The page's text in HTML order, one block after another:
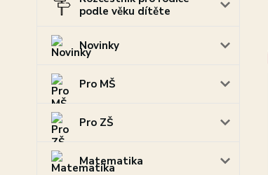
podle věku dítěte
Novinky
Pro MŠ
Pro ZŠ
Matematika